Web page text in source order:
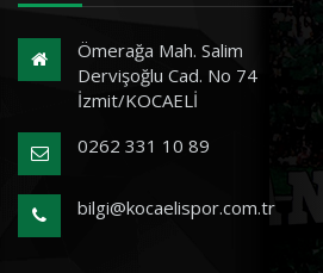
Ömerağa Mah. Salim
Dervişoğlu Cad. No 74
İzmit/KOCAELİ
0262 331 10 89
bilgi@kocaelispor.com.tr